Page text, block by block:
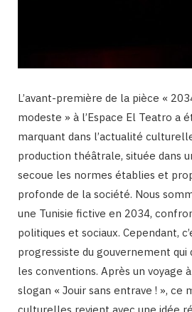
L’avant-première de la pièce «
modeste » à l’Espace El Teatro a
marquant dans l’actualité
production théâtrale, située dans
secoue les normes établies et
profonde de la société. Nous
une Tunisie fictive en 2034,
politiques et sociaux. Cependant,
progressiste du gouvernement qui
les conventions. Après un voyage
slogan « Jouir sans entrave ! », ce
culturelles revient avec une idée